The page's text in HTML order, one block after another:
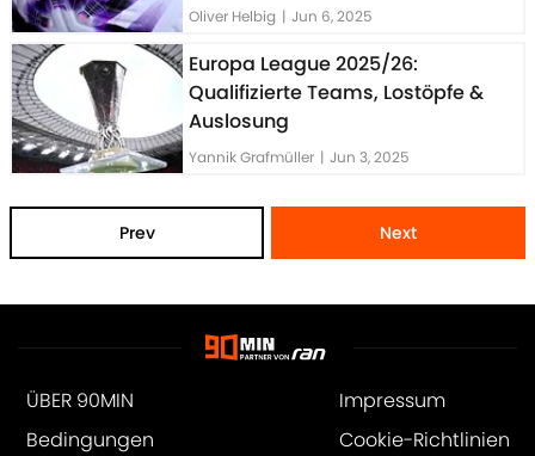
Oliver Helbig | Jun 6, 2025
Europa League 2025/26:
Qualifizierte Teams, Lostöpfe &
Auslosung
Yannik Grafmüller | Jun 3, 2025
Prev Next
ÜBER 90MIN
Impressum
Bedingungen
Cookie-Richtlinien